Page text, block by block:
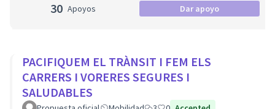
30 Apoyos Dar apoyo
PACIFIQUEM EL TRÀNSIT I FEM ELS
CARRERS I VORERES SEGURES I
SALUDABLES